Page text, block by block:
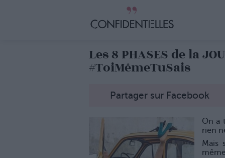
Les 8 PHASES de la
#ToiMêmeTuSais
Partager sur Facebook
On a
rien
Mais